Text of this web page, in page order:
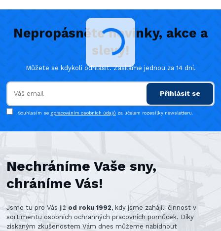
Nepropásněte novinky, akce a
slevy!
Můžete se kdykoli odhlásit. Zasíláme jednou za 14 dní.
Přihlásit se
Souhlasím se zpracováním osobních údajů za účelem rozesílky newsletteru.
Nechráníme Vaše sny,
chráníme Vás!
Jsme tu pro Vás již od roku 1992, kdy jsme zahájili činnost v
sortimentu osobních ochranných pracovních pomůcek. Díky
získaným zkušenostem Vám dnes můžeme nabídnout